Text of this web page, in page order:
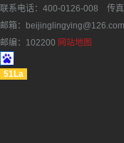
联系电话：400-0126-008 传
邮箱：beijinglingying@126.com
邮编：102200 网站地图
51La